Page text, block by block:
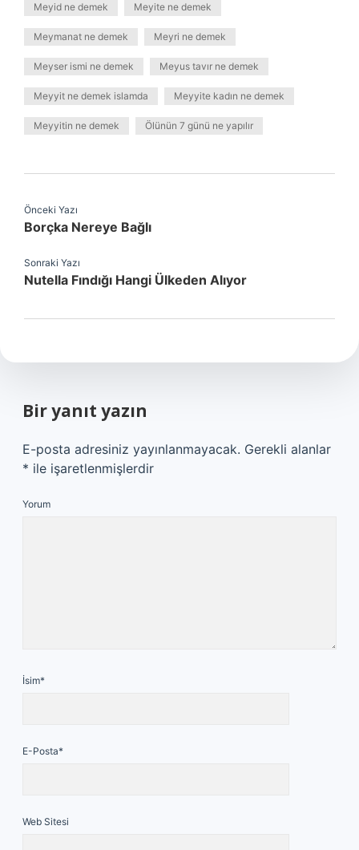
Meyid ne demek Meyite ne demek
Meymanat ne demek Meyri ne demek
Meyser ismi ne demek Meyus tavır ne demek
Meyyit ne demek islamda Meyyite kadın ne demek
Meyyitin ne demek Ölünün 7 günü ne yapılır
Önceki Yazı
Borçka Nereye Bağlı
Sonraki Yazı
Nutella Fındığı Hangi Ülkeden Alıyor
Bir yanıt yazın
E-posta adresiniz yayınlanmayacak. Gerekli alanlar
* ile işaretlenmişlerdir
Yorum
İsim*
E-Posta*
Web Sitesi